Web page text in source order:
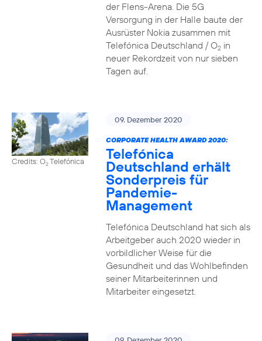
der Flens-Arena. Die 5G
Versorgung in der Halle baute der
Ausrüster Nokia zusammen mit
Telefónica Deutschland / O2in
neuer Rekordzeit von nur sieben
Tagen auf.
Credits: O2Telefónica
09. Dezember 2020
CORPORATE HEALTH AWARD 2020:
Telefónica
Deutschland erhält
Sonderpreis für
Pandemie-
Management
Telefónica Deutschland hat sich als
Arbeitgeber auch 2020 wieder in
vorbildlicher Weise für die
Gesundheit und das Wohlbefinden
seiner Mitarbeiterinnen und
Mitarbeiter eingesetzt.